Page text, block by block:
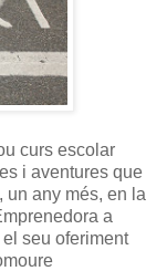
curs escolar
i aventures que
un any més, en la
a
el seu oferiment